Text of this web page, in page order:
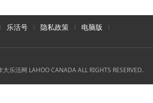
乐活号 隐私政策 电脑版
乐活网 LAHOO CANADA ALL RIGHTS RESERVED.